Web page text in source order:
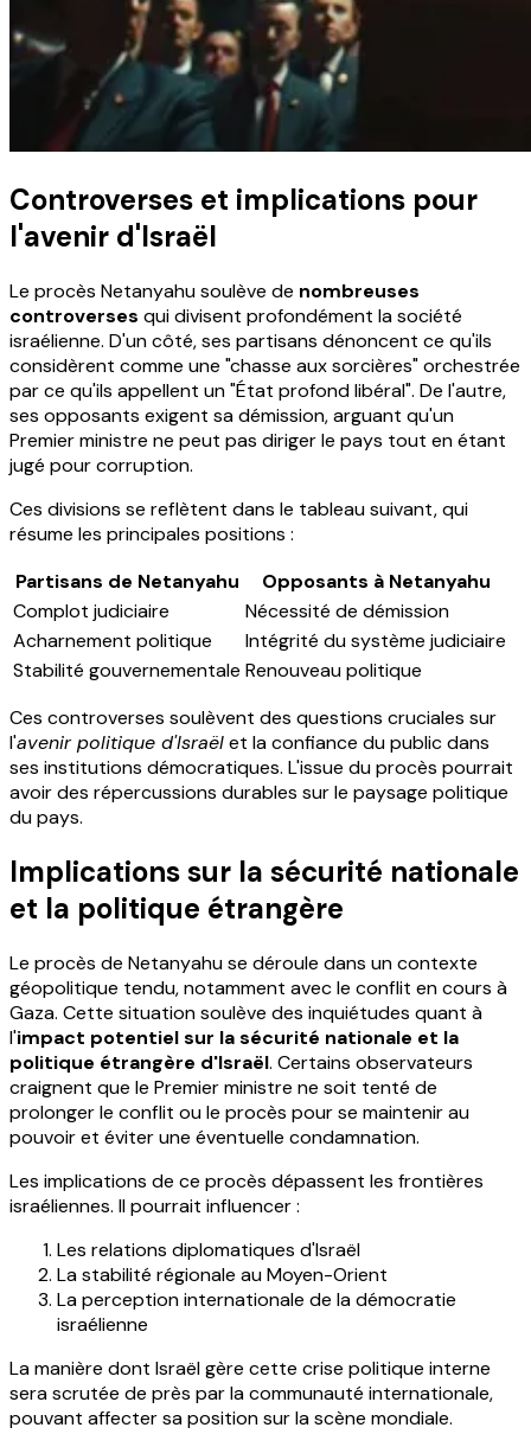
Controverses et implications pour
l'avenir d'Israël
Le procès Netanyahu soulève de nombreuses
controverses qui divisent profondément la société
israélienne. D'un côté, ses partisans dénoncent ce qu'ils
considèrent comme une "chasse aux sorcières" orchestrée
par ce qu'ils appellent un "État profond libéral". De l'autre,
ses opposants exigent sa démission, arguant qu'un
Premier ministre ne peut pas diriger le pays tout en étant
jugé pour corruption.
Ces divisions se reflètent dans le tableau suivant, qui
résume les principales positions :
Partisans de Netanyahu
Opposants à Netanyahu
Complot judiciaire
Nécessité de démission
Acharnement politique
Intégrité du système judiciaire
Stabilité gouvernementale Renouveau politique
Ces controverses soulèvent des questions cruciales sur
l'avenir politique d'Israëlet la confiance du public dans
ses institutions démocratiques. L'issue du procès pourrait
avoir des répercussions durables sur le paysage politique
du pays.
Implications sur la sécurité nationale
et la politique étrangère
Le procès de Netanyahu se déroule dans un contexte
géopolitique tendu, notamment avec le conflit en cours à
Gaza. Cette situation soulève des inquiétudes quant à
l'impact potentiel sur la sécurité nationale et la
politique étrangère d'Israël. Certains observateurs
craignent que le Premier ministre ne soit tenté de
prolonger le conflit ou le procès pour se maintenir au
pouvoir et éviter une éventuelle condamnation.
Les implications de ce procès dépassent les frontières
israéliennes. Il pourrait influencer :
Les relations diplomatiques d'Israël
La stabilité régionale au Moyen-Orient
La perception internationale de la démocratie
israélienne
La manière dont Israël gère cette crise politique interne
sera scrutée de près par la communauté internationale,
pouvant affecter sa position sur la scène mondiale.